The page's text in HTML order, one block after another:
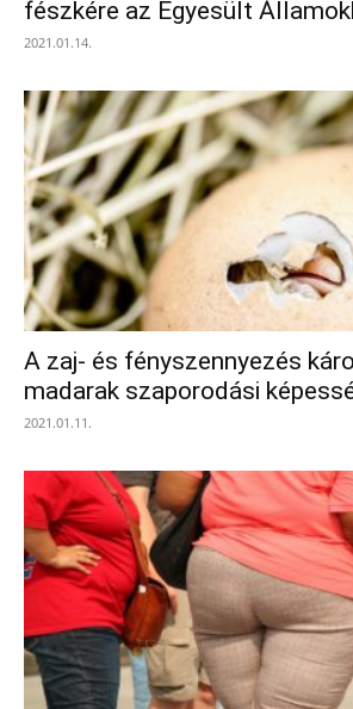
fészkére az Egyesült
2021.01.14.
A zaj- és fényszennyezés
madarak szaporodási
2021.01.11.